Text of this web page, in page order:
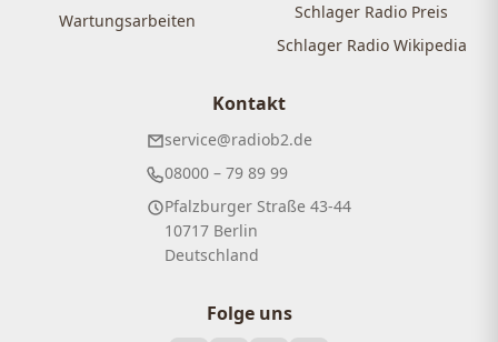
Wartungsarbeiten
Schlager Radio Preis
Schlager Radio Wikipedia
Kontakt
service@radiob2.de
08000 – 79 89 99
Pfalzburger Straße 43-44
10717 Berlin
Deutschland
Folge uns